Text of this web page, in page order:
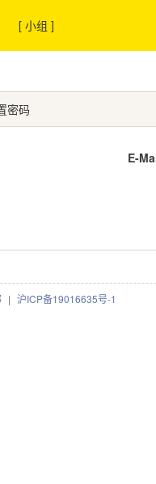
[ 小组 ]
密码
E-
| 沪ICP备19016635号-1